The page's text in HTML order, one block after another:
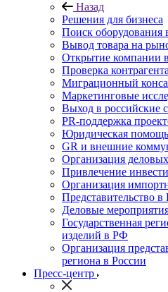
Назад
Решения для бизнеса
Поиск оборудования
Вывод товара на
Открытие компании
Проверка контрагента
Миграционный
Маркетинговые
Выход в российские
PR-поддержка
Юридическая помощь
GR и внешние
Организация
Привлечение
Организация
Представительство в
Деловые
Государственная
изделий в РФ
Организация
региона в России
Пресс-центр